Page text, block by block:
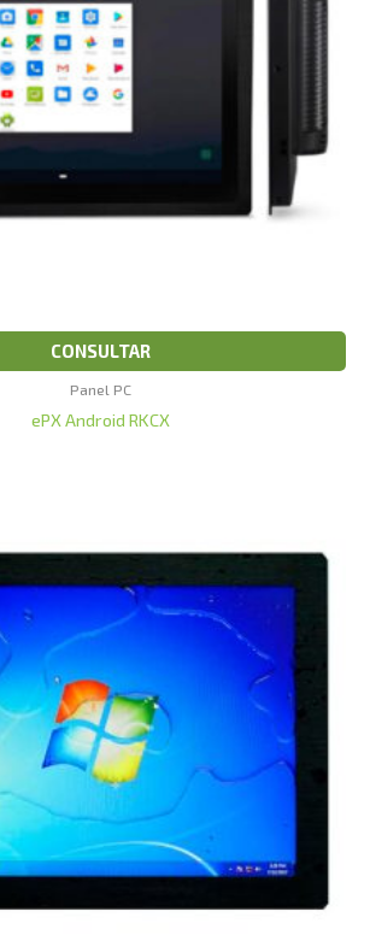
CONSULTAR
Panel PC
ePX Android RKCX